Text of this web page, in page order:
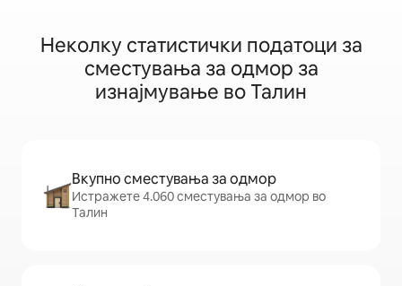
Неколку статистички податоци за
сместувања за одмор за
изнајмување во Талин
Вкупно сместувања за одмор
Истражете 4.060 сместувања за одмор во
Талин